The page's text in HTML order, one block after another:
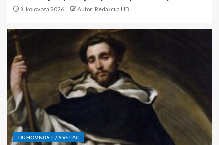
8. kolovoza 2026. Autor: Redakcija HB
DUHOVNOST / SVETAC